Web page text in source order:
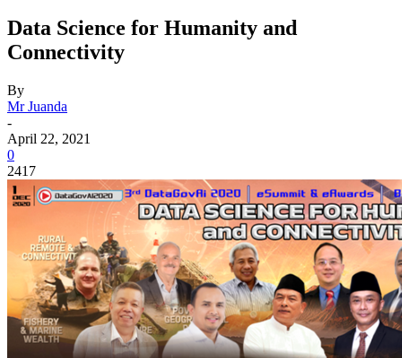
Data Science for Humanity and
Connectivity
By
Mr Juanda
-
April 22, 2021
0
2417